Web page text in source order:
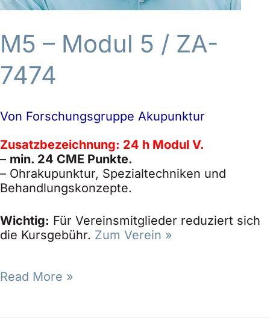
M5 – Modul 5 / ZA-
7474
Von Forschungsgruppe Akupunktur
Zusatzbezeichnung: 24 h Modul V.
– min. 24 CME Punkte.
– Ohrakupunktur, Spezialtechniken und
Behandlungskonzepte.
Wichtig: Für Vereinsmitglieder reduziert sich
die Kursgebühr. Zum Verein »
Read More »